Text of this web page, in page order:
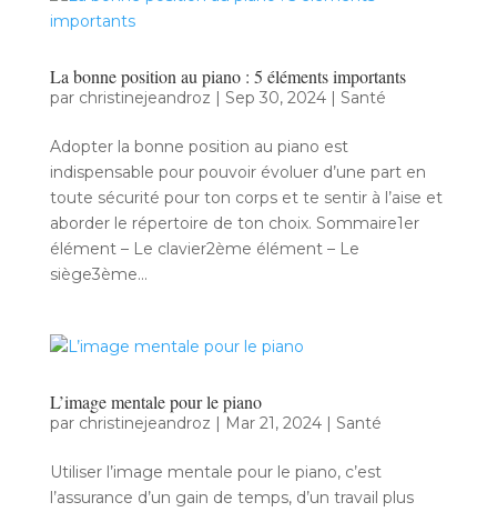
La bonne position au piano : 5 éléments importants
par christinejeandroz | Sep 30, 2024| Santé
Adopter la bonne position au piano est
indispensable pour pouvoir évoluer d’une part en
toute sécurité pour ton corps et te sentir à l’aise et
aborder le répertoire de ton choix. Sommaire1er
élément – Le clavier2ème élément – Le
siège3ème...
L’image mentale pour le piano
par christinejeandroz | Mar 21, 2024| Santé
Utiliser l’image mentale pour le piano, c’est
l’assurance d’un gain de temps, d’un travail plus